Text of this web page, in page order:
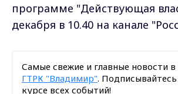
программе "Действующая
декабря в 10.40 на канале
Самые свежие и главные новости в
ГТРК "Владимир".
курсе всех событий!